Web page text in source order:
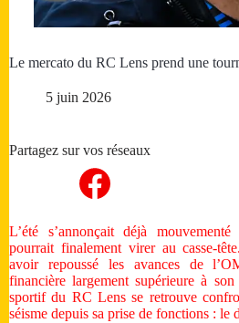
Le mercato du RC Lens prend une
5 juin 2026
Partagez sur vos réseaux
L’été s’annonçait déjà
pourrait finalement virer au casse-
avoir repoussé les avances de
financière largement supérieure à
sportif du RC Lens se retrouve
séisme depuis sa prise de fonctions : le